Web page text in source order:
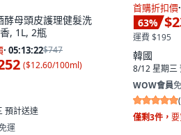
酵母頭皮護理健髮洗
, 1L, 2瓶
· 05:13:21$747
($12.60/100ml)
預計送達
運
首購折扣價·
63%
運費 $195
韓國
8/12 星期三
WOW會員
(
僅剩3件， 要